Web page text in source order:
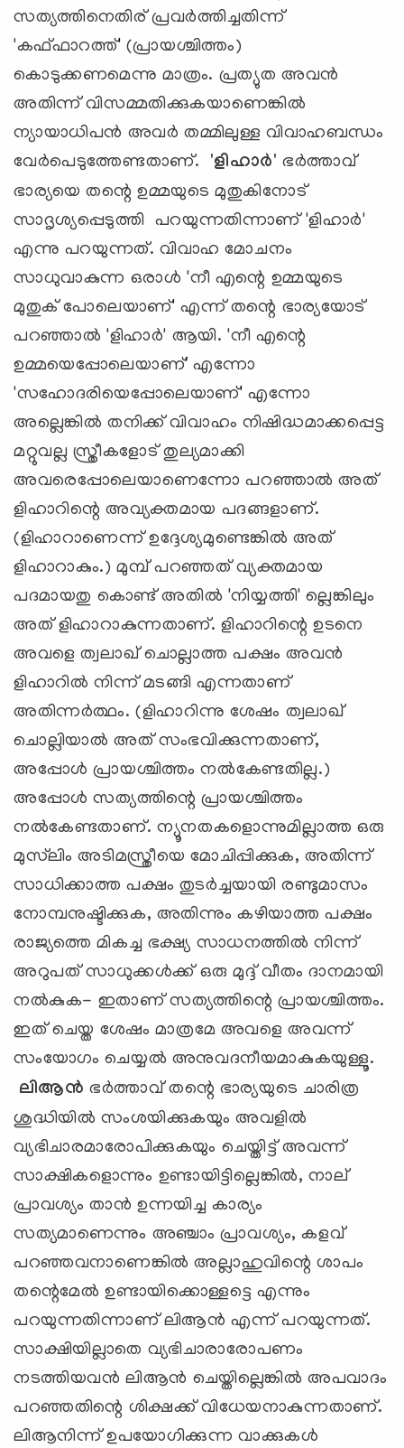
സത്യത്തിനെതിര് പ്രവര്‍ത്തിച്ചതിന്ന്
'കഫ്ഫാറത്ത്' (പ്രായശ്ചിത്തം)
കൊടുക്കണമെന്നു മാത്രം. പ്രത്യുത അവന്‍
അതിന്ന് വിസമ്മതിക്കുകയാണെങ്കില്‍
ന്യായാധിപന്‍ അവര്‍ തമ്മിലുള്ള വിവാഹബന്ധം
വേര്‍പെടുത്തേണ്ടതാണ്.
'ളിഹാര്‍' ഭര്‍ത്താവ്
ഭാര്യയെ തന്റെ ഉമ്മയുടെ മുതുകിനോട്
സാദൃശ്യപ്പെടുത്തി പറയുന്നതിന്നാണ് 'ളിഹാര്‍'
എന്നു പറയുന്നത്. വിവാഹ മോചനം
സാധുവാകുന്ന ഒരാള്‍ 'നീ എന്റെ ഉമ്മയുടെ
മുതുക് പോലെയാണ്' എന്ന് തന്റെ ഭാര്യയോട്
പറഞ്ഞാല്‍ 'ളിഹാര്‍' ആയി. 'നീ എന്റെ
ഉമ്മയെപ്പോലെയാണ്' എന്നോ
'സഹോദരിയെപ്പോലെയാണ്' എന്നോ
അല്ലെങ്കില്‍ തനിക്ക് വിവാഹം നിഷിദ്ധമാക്കപ്പെട്ട
മറ്റുവല്ല സ്ത്രീകളോട് തുല്യമാക്കി
അവരെപ്പോലെയാണെന്നോ പറഞ്ഞാല്‍ അത്
ളിഹാറിന്റെ അവ്യക്തമായ പദങ്ങളാണ്.
(ളിഹാറാണെന്ന് ഉദ്ദേശ്യമുണ്ടെങ്കില്‍ അത്
ളിഹാറാകും.) മുമ്പ് പറഞ്ഞത് വ്യക്തമായ
പദമായതു കൊണ്ട് അതില്‍ 'നിയ്യത്തി' ല്ലെങ്കിലും
അത് ളിഹാറാകുന്നതാണ്. ളിഹാറിന്റെ ഉടനെ
അവളെ ത്വലാഖ് ചൊല്ലാത്ത പക്ഷം അവന്‍
ളിഹാറില്‍ നിന്ന് മടങ്ങി എന്നതാണ്
അതിന്നര്‍ത്ഥം. (ളിഹാറിന്നു ശേഷം ത്വലാഖ്
ചൊല്ലിയാല്‍ അത് സംഭവിക്കുന്നതാണ്,
അപ്പോള്‍ പ്രായശ്ചിത്തം നല്‍കേണ്ടതില്ല.)
അപ്പോള്‍ സത്യത്തിന്റെ പ്രായശ്ചിത്തം
നല്‍കേണ്ടതാണ്. ന്യൂനതകളൊന്നുമില്ലാത്ത ഒരു
മുസ്‌ലിം അടിമസ്ത്രീയെ മോചിപ്പിക്കുക, അതിന്ന്
സാധിക്കാത്ത പക്ഷം തുടര്‍ച്ചയായി രണ്ടുമാസം
നോമ്പനുഷ്ടിക്കുക, അതിന്നും കഴിയാത്ത പക്ഷം
രാജ്യത്തെ മികച്ച ഭക്ഷ്യ സാധനത്തില്‍ നിന്ന്
അറുപത് സാധുക്കള്‍ക്ക് ഒരു മുദ്ദ് വീതം ദാനമായി
നല്‍കുക- ഇതാണ് സത്യത്തിന്റെ പ്രായശ്ചിത്തം.
ഇത് ചെയ്ത ശേഷം മാത്രമേ അവളെ അവന്ന്
സംയോഗം ചെയ്യല്‍ അനുവദനീയമാകുകയുള്ളൂ.
ലിആന്‍ ഭര്‍ത്താവ് തന്റെ ഭാര്യയുടെ ചാരിത്ര
ശുദ്ധിയില്‍ സംശയിക്കുകയും അവളില്‍
വ്യഭിചാരമാരോപിക്കുകയും ചെയ്തിട്ട് അവന്ന്
സാക്ഷികളൊന്നും ഉണ്ടായിട്ടില്ലെങ്കില്‍, നാല്
പ്രാവശ്യം താന്‍ ഉന്നയിച്ച കാര്യം
സത്യമാണെന്നും അഞ്ചാം പ്രാവശ്യം, കളവ്
പറഞ്ഞവനാണെങ്കില്‍ അല്ലാഹുവിന്റെ ശാപം
തന്റെമേല്‍ ഉണ്ടായിക്കൊള്ളട്ടെ എന്നും
പറയുന്നതിന്നാണ് ലിആന്‍ എന്ന് പറയുന്നത്.
സാക്ഷിയില്ലാതെ വ്യഭിചാരാരോപണം
നടത്തിയവന്‍ ലിആന്‍ ചെയ്തില്ലെങ്കില്‍ അപവാദം
പറഞ്ഞതിന്റെ ശിക്ഷക്ക് വിധേയനാകുന്നതാണ്.
ലിആനിന്ന് ഉപയോഗിക്കുന്ന വാക്കുകള്‍